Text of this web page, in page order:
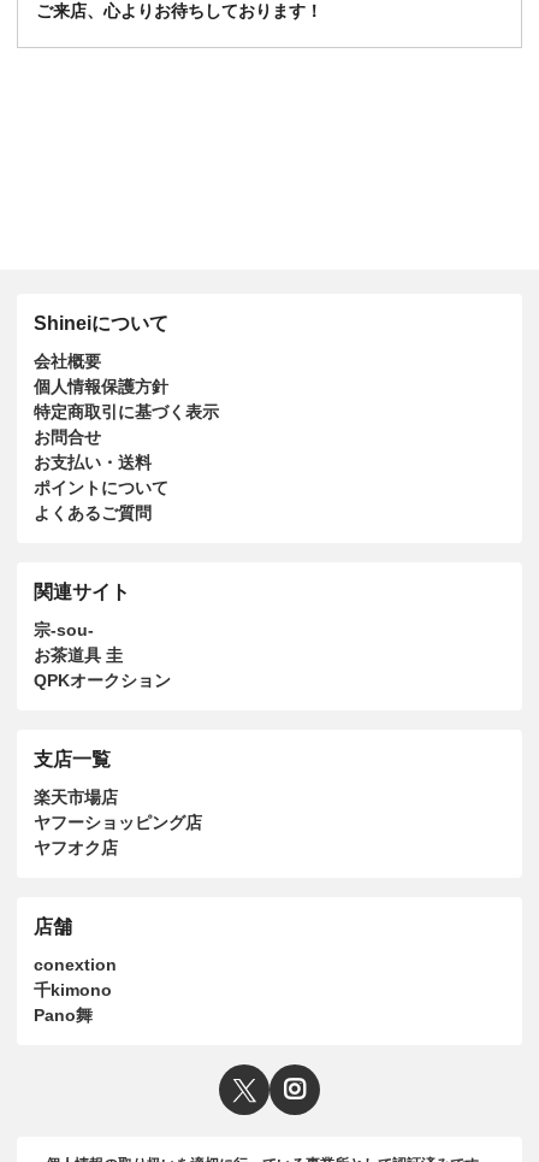
ご来店、心よりお待ちしております！
Shineiについて
会社概要
個人情報保護方針
特定商取引に基づく表示
お問合せ
お支払い・送料
ポイントについて
よくあるご質問
関連サイト
宗-sou-
お茶道具 圭
QPKオークション
支店一覧
楽天市場店
ヤフーショッピング店
ヤフオク店
店舗
conextion
千kimono
Pano舞